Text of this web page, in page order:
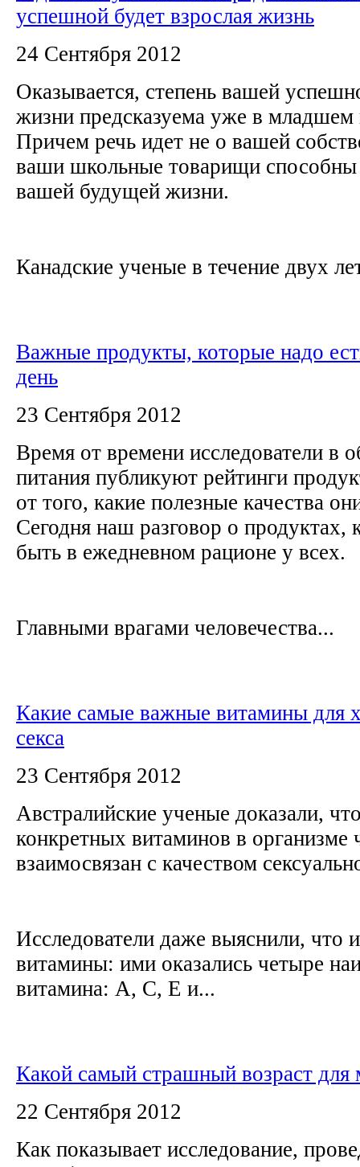
успешной будет взрослая жизнь
24 Сентября 2012
Оказывается, степень вашей
жизни предсказуема уже в младшем
Причем речь идет не о вашей
ваши школьные товарищи
вашей будущей жизни.
Канадские ученые в течение двух
Важные продукты, которые надо
день
23 Сентября 2012
Время от времени исследователи в
питания публикуют рейтинги
от того, какие полезные качества
Сегодня наш разговор о
быть в ежедневном рационе у всех.
Главными врагами человечества...
Какие самые важные витамины для
секса
23 Сентября 2012
Австралийские ученые доказали,
конкретных витаминов в организме
взаимосвязан с качеством
Исследователи даже выяснили, что
витамины: ими оказались четыре
витамина: А, С, Е и...
Какой самый страшный возраст
22 Сентября 2012
Как показывает исследование,